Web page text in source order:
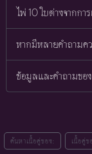
ไพ่ 10 ใบต่างจากกา
หากมีหลายคำถามค
ข้อมูลและคำถามขอ
ค้นหาเนื้อคู่ของ: เนื้อคู่